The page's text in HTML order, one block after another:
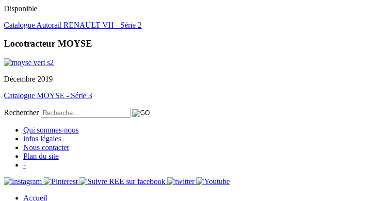
Disponible
Catalogue Autorail RENAULT VH - Série 2
Locotracteur MOYSE
Décembre 2019
Catalogue MOYSE - Série 3
Rechercher
Qui sommes-nous
infos légales
Nous contacter
Plan du site
-
Accueil